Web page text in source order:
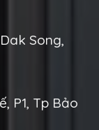
Song,
P1, Tp Bảo